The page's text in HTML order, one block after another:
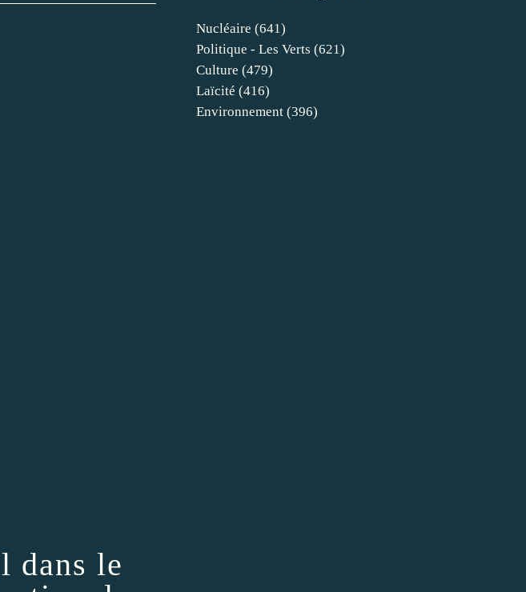
dans le
Nucléaire (641)
Politique - Les Verts (621)
Culture (479)
Laïcité (416)
Environnement (396)